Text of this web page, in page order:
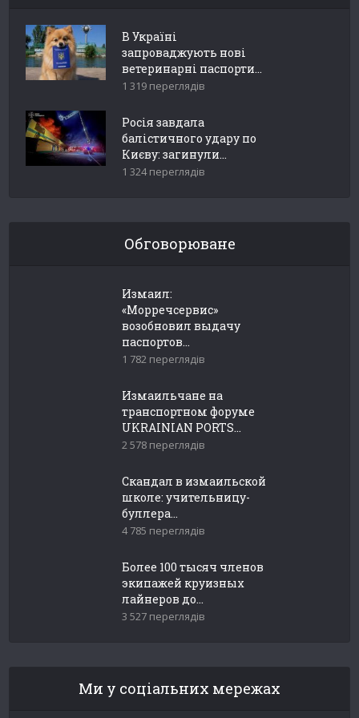
В Україні
запроваджують нові
ветеринарні паспорти...
1 319 переглядів
Росія завдала
балістичного удару по
Києву: загинули...
1 324 переглядів
Обговорюване
Измаил:
«Морречсервис»
возобновил выдачу
паспортов...
1 782 переглядів
Измаильчане на
транспортном форуме
UKRAINIAN PORTS...
2 578 переглядів
Скандал в измаильской
школе: учительницу-
буллера...
4 785 переглядів
Более 100 тысяч членов
экипажей круизных
лайнеров до...
3 527 переглядів
Ми у соціальних мережах